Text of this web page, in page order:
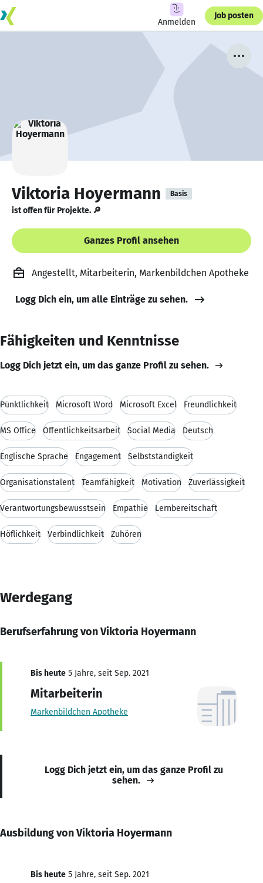
Anmelden
Job posten
Viktoria Hoyermann Basis
ist offen für Projekte. 🔎
Ganzes Profil ansehen
Angestellt, Mitarbeiterin, Markenbildchen Apotheke
Logg Dich ein, um alle Einträge zu sehen.
Fähigkeiten und Kenntnisse
Logg Dich jetzt ein, um das ganze Profil zu sehen.
Pünktlichkeit Microsoft Word Microsoft Excel Freundlichkeit
MS Office Öffentlichkeitsarbeit Social Media Deutsch
Englische Sprache Engagement Selbstständigkeit
Organisationstalent Teamfähigkeit Motivation Zuverlässigkeit
Verantwortungsbewusstsein Empathie Lernbereitschaft
Höflichkeit Verbindlichkeit Zuhören
Werdegang
Berufserfahrung von Viktoria Hoyermann
Bis heute 5 Jahre, seit Sep. 2021
Mitarbeiterin
Markenbildchen Apotheke
Logg Dich jetzt ein, um das ganze Profil zu
sehen.
Ausbildung von Viktoria Hoyermann
Bis heute 5 Jahre, seit Sep. 2021